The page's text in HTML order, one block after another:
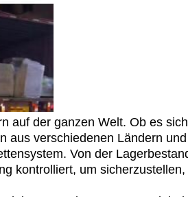
auf der ganzen Welt. Ob es
verschiedenen Ländern
Von der
kontrolliert, um